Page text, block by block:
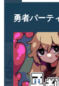
勇者パーテ